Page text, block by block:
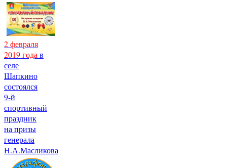
2 февраля
2019 года в
селе
Шапкино
состоялся
9-й
спортивный
праздник
на призы
генерала
Н.А.Масликова